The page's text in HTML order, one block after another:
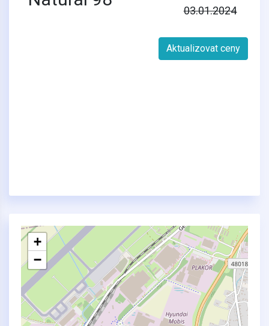
03.01.2024
Aktualizovat ceny
+
−